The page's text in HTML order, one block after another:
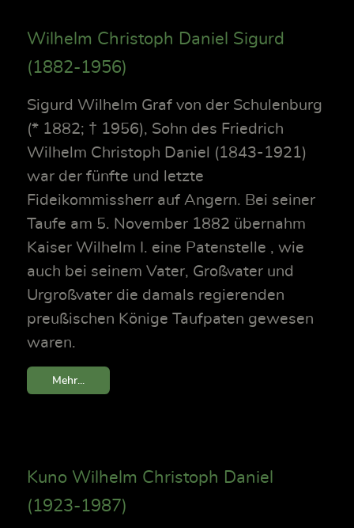
Wilhelm Christoph Daniel Sigurd
(1882-1956)
Sigurd Wilhelm Graf von der Schulenburg
(* 1882; † 1956), Sohn des Friedrich
Wilhelm Christoph Daniel (1843-1921)
war der fünfte und letzte
Fideikommissherr auf Angern. Bei seiner
Taufe am 5. November 1882 übernahm
Kaiser Wilhelm I. eine Patenstelle , wie
auch bei seinem Vater, Großvater und
Urgroßvater die damals regierenden
preußischen Könige Taufpaten gewesen
waren.
Mehr...
Kuno Wilhelm Christoph Daniel
(1923-1987)